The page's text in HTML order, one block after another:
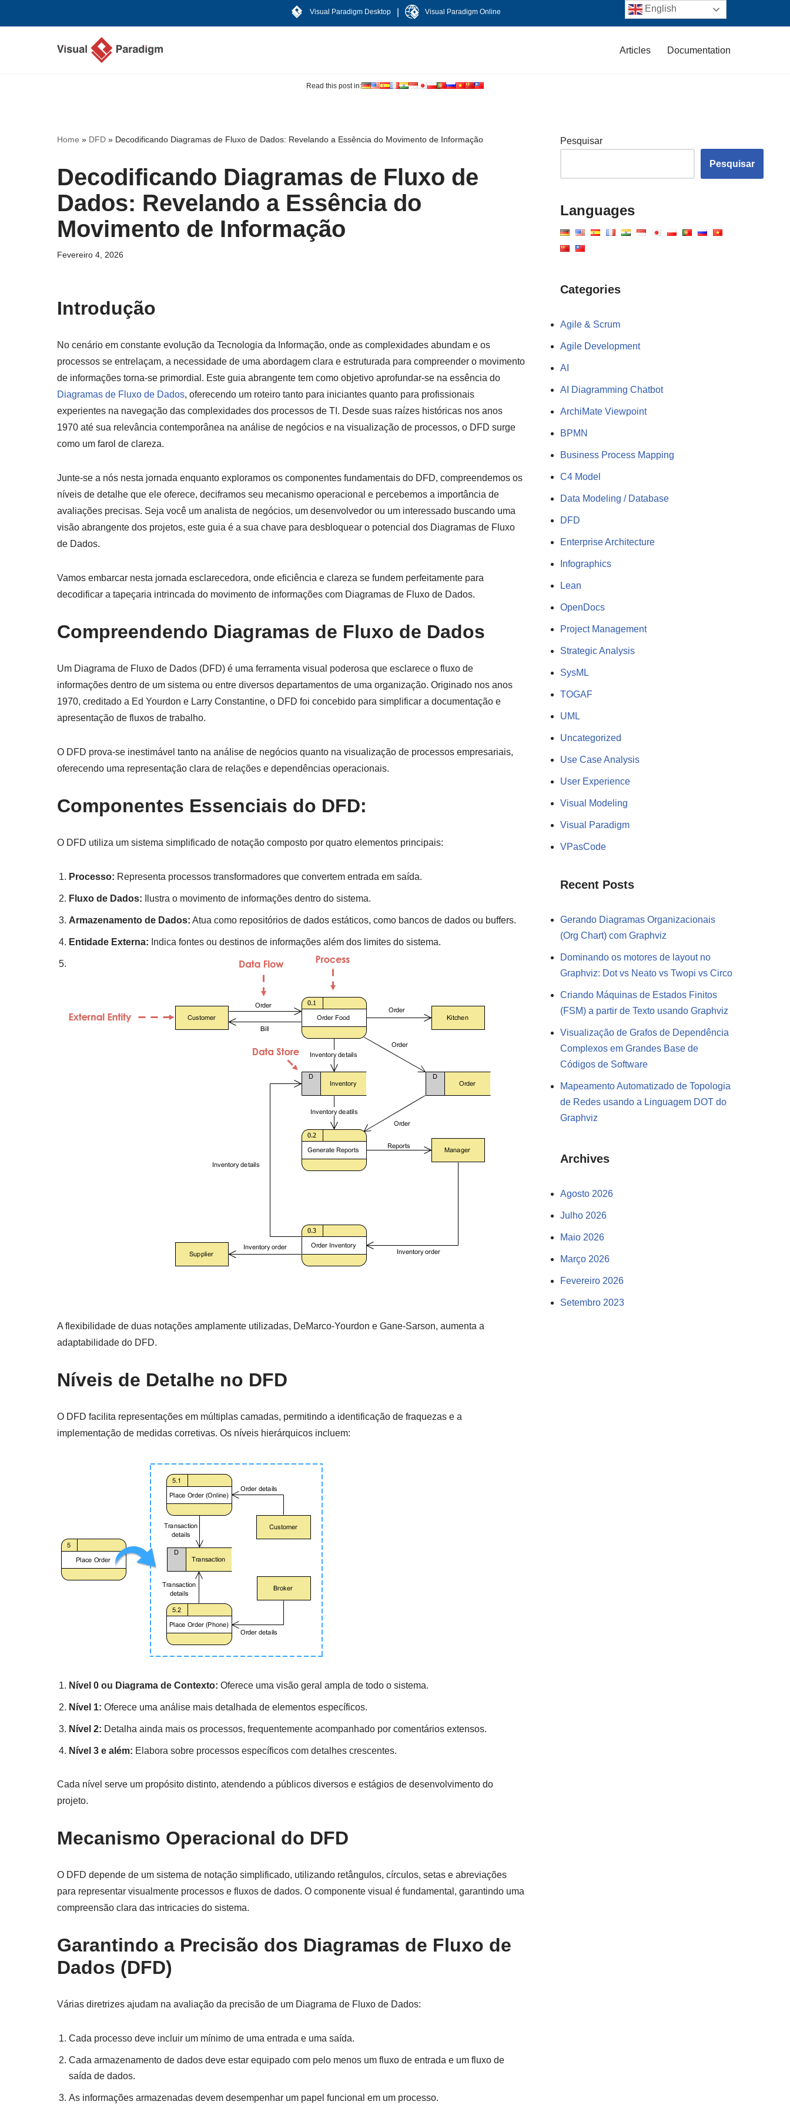
Visual Paradigm Desktop Visual Paradigm Online
Articles Documentation
Read this post in:
Home » DFD » Decodificando Diagramas de Fluxo de Dados: Revelando a Essência do Movimento de Informação
Decodificando Diagramas de Fluxo de
Dados: Revelando a Essência do
Movimento de Informação
Fevereiro 4, 2026
Introdução
No cenário em constante evolução da Tecnologia da Informação, onde as complexidades abundam e os
processos se entrelaçam, a necessidade de uma abordagem clara e estruturada para compreender o movimento
de informações torna-se primordial. Este guia abrangente tem como objetivo aprofundar-se na essência do
Diagramas de Fluxo de Dados, oferecendo um roteiro tanto para iniciantes quanto para profissionais
experientes na navegação das complexidades dos processos de TI. Desde suas raízes históricas nos anos
1970 até sua relevância contemporânea na análise de negócios e na visualização de processos, o DFD surge
como um farol de clareza.
Junte-se a nós nesta jornada enquanto exploramos os componentes fundamentais do DFD, compreendemos os
níveis de detalhe que ele oferece, deciframos seu mecanismo operacional e percebemos a importância de
avaliações precisas. Seja você um analista de negócios, um desenvolvedor ou um interessado buscando uma
visão abrangente dos projetos, este guia é a sua chave para desbloquear o potencial dos Diagramas de Fluxo
de Dados.
Vamos embarcar nesta jornada esclarecedora, onde eficiência e clareza se fundem perfeitamente para
decodificar a tapeçaria intrincada do movimento de informações com Diagramas de Fluxo de Dados.
Compreendendo Diagramas de Fluxo de Dados
Um Diagrama de Fluxo de Dados (DFD) é uma ferramenta visual poderosa que esclarece o fluxo de
informações dentro de um sistema ou entre diversos departamentos de uma organização. Originado nos anos
1970, creditado a Ed Yourdon e Larry Constantine, o DFD foi concebido para simplificar a documentação e
apresentação de fluxos de trabalho.
O DFD prova-se inestimável tanto na análise de negócios quanto na visualização de processos empresariais,
oferecendo uma representação clara de relações e dependências operacionais.
Componentes Essenciais do DFD:
O DFD utiliza um sistema simplificado de notação composto por quatro elementos principais:
Processo: Representa processos transformadores que convertem entrada em saída.
Fluxo de Dados: Ilustra o movimento de informações dentro do sistema.
Armazenamento de Dados: Atua como repositórios de dados estáticos, como bancos de dados ou buffers.
Entidade Externa: Indica fontes ou destinos de informações além dos limites do sistema.
A flexibilidade de duas notações amplamente utilizadas, DeMarco-Yourdon e Gane-Sarson, aumenta a
adaptabilidade do DFD.
Níveis de Detalhe no DFD
O DFD facilita representações em múltiplas camadas, permitindo a identificação de fraquezas e a
implementação de medidas corretivas. Os níveis hierárquicos incluem:
Nível 0 ou Diagrama de Contexto: Oferece uma visão geral ampla de todo o sistema.
Nível 1: Oferece uma análise mais detalhada de elementos específicos.
Nível 2: Detalha ainda mais os processos, frequentemente acompanhado por comentários extensos.
Nível 3 e além: Elabora sobre processos específicos com detalhes crescentes.
Cada nível serve um propósito distinto, atendendo a públicos diversos e estágios de desenvolvimento do
projeto.
Mecanismo Operacional do DFD
O DFD depende de um sistema de notação simplificado, utilizando retângulos, círculos, setas e abreviações
para representar visualmente processos e fluxos de dados. O componente visual é fundamental, garantindo uma
compreensão clara das intricacies do sistema.
Garantindo a Precisão dos Diagramas de Fluxo de
Dados (DFD)
Várias diretrizes ajudam na avaliação da precisão de um Diagrama de Fluxo de Dados:
Cada processo deve incluir um mínimo de uma entrada e uma saída.
Cada armazenamento de dados deve estar equipado com pelo menos um fluxo de entrada e um fluxo de
saída de dados.
As informações armazenadas devem desempenhar um papel funcional em um processo.
Pesquisar
Pesquisar
Languages
Categories
Agile & Scrum
Agile Development
AI
AI Diagramming Chatbot
ArchiMate Viewpoint
BPMN
Business Process Mapping
C4 Model
Data Modeling / Database
DFD
Enterprise Architecture
Infographics
Lean
OpenDocs
Project Management
Strategic Analysis
SysML
TOGAF
UML
Uncategorized
Use Case Analysis
User Experience
Visual Modeling
Visual Paradigm
VPasCode
Recent Posts
Gerando Diagramas Organizacionais
(Org Chart) com Graphviz
Dominando os motores de layout no
Graphviz: Dot vs Neato vs Twopi vs Circo
Criando Máquinas de Estados Finitos
(FSM) a partir de Texto usando Graphviz
Visualização de Grafos de Dependência
Complexos em Grandes Base de
Códigos de Software
Mapeamento Automatizado de Topologia
de Redes usando a Linguagem DOT do
Graphviz
Archives
Agosto 2026
Julho 2026
Maio 2026
Março 2026
Fevereiro 2026
Setembro 2023
English